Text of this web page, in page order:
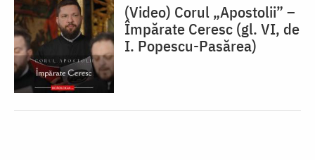
(Video) Corul „Apostolii” –
⁠Împărate Ceresc (gl. VI, de
I. Popescu-Pasărea)